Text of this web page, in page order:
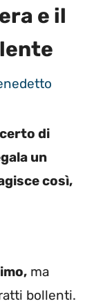
e il
di
un
così,
ma
bollenti.